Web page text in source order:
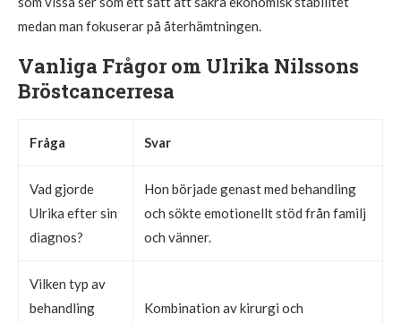
medan man fokuserar på återhämtningen.
Vanliga Frågor om Ulrika Nilssons
Bröstcancerresa
Fråga Svar
Vad gjorde
Ulrika efter sin
diagnos?
Hon började genast med behandling
och sökte emotionellt stöd från familj
och vänner.
Vilken typ av
behandling
Kombination av kirurgi och